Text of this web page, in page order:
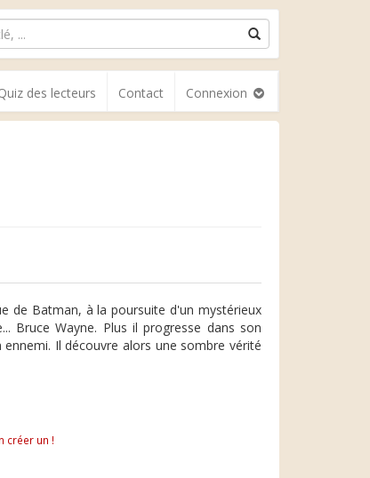
des lecteurs Contact Connexion
de Batman, à la poursuite d'un mystérieux
Bruce Wayne. Plus il progresse dans son
Il découvre alors une sombre vérité
créer un !